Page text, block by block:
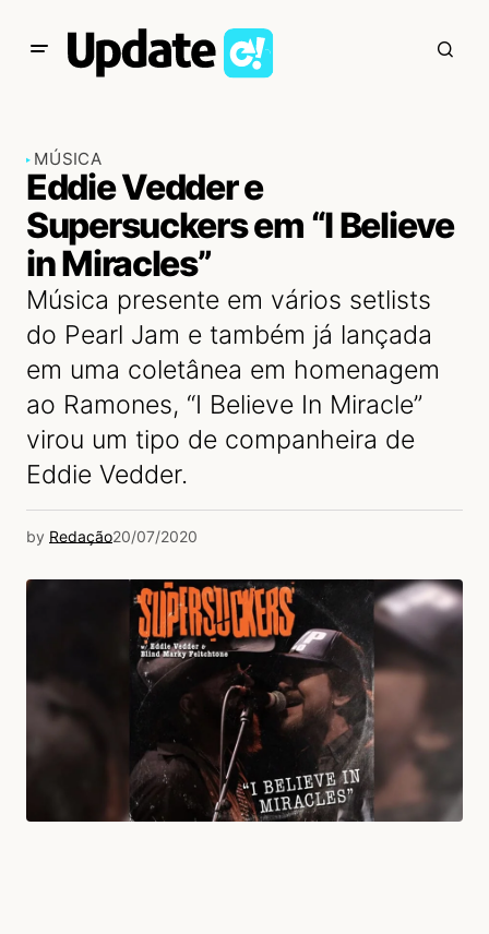
MÚSICA
Eddie Vedder e
Supersuckers em “I Believe
in Miracles”
Música presente em vários setlists
do Pearl Jam e também já lançada
em uma coletânea em homenagem
ao Ramones, “I Believe In Miracle”
virou um tipo de companheira de
Eddie Vedder.
by Redação20/07/2020